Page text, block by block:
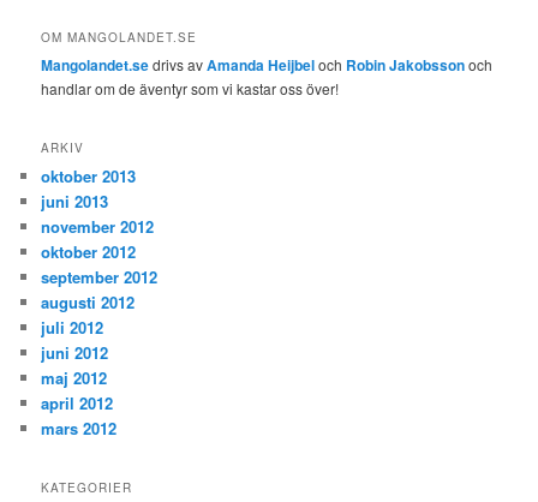
OM MANGOLANDET.SE
Mangolandet.sedrivs avAmanda Heijbeloch Robin Jakobssonoch
handlar om de äventyr som vi kastar oss över!
ARKIV
oktober 2013
juni 2013
november 2012
oktober 2012
september 2012
augusti 2012
juli 2012
juni 2012
maj 2012
april 2012
mars 2012
KATEGORIER